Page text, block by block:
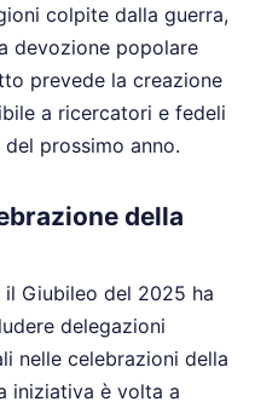
colpite dalla guerra,
devozione popolare
prevede la creazione
a ricercatori e fedeli
prossimo anno.
della
Giubileo del 2025 ha
delegazioni
nelle celebrazioni della
iniziativa è volta a